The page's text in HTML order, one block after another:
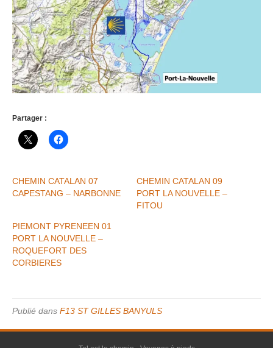
Partager :
CHEMIN CATALAN 07
CAPESTANG – NARBONNE
CHEMIN CATALAN 09
PORT LA NOUVELLE –
FITOU
PIEMONT PYRENEEN 01
PORT LA NOUVELLE –
ROQUEFORT DES
CORBIERES
Publié dans F13 ST GILLES BANYULS